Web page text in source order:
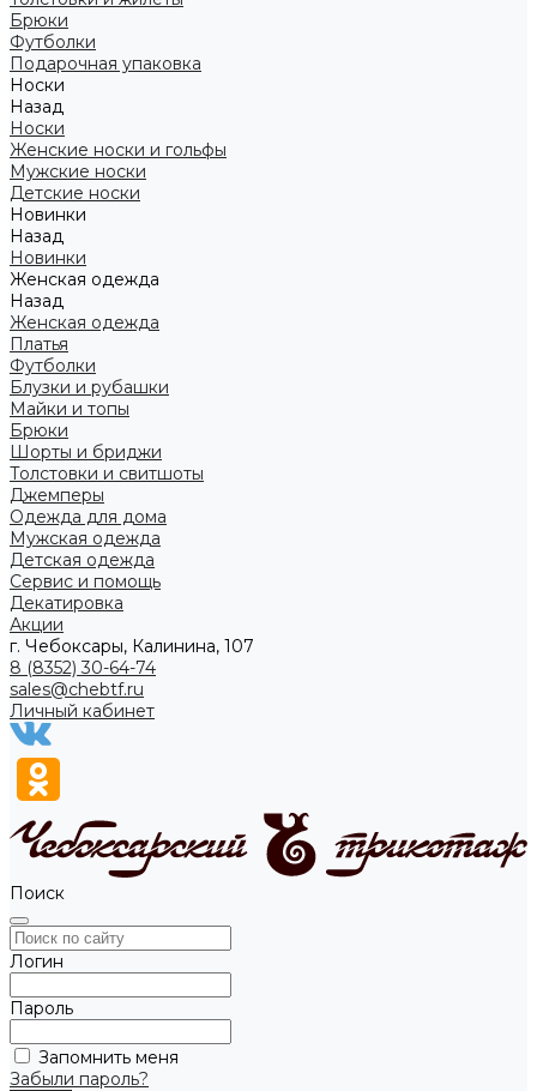
Брюки
Футболки
Подарочная упаковка
Носки
Назад
Носки
Женские носки и гольфы
Мужские носки
Детские носки
Новинки
Назад
Новинки
Женская одежда
Назад
Женская одежда
Платья
Футболки
Блузки и рубашки
Майки и топы
Брюки
Шорты и бриджи
Толстовки и свитшоты
Джемперы
Одежда для дома
Мужская одежда
Детская одежда
Сервис и помощь
Декатировка
Акции
г. Чебоксары, Калинина, 107
8 (8352) 30-64-74
sales@chebtf.ru
Личный кабинет
Поиск
Логин
Пароль
Запомнить меня
Забыли пароль?